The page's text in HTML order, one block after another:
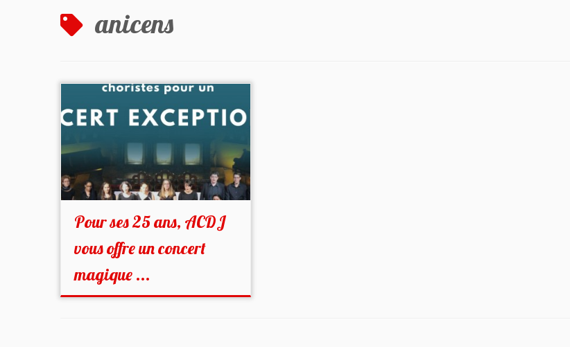
anicens
Pour ses 25 ans, ACDJ
vous offre un concert
magique ...